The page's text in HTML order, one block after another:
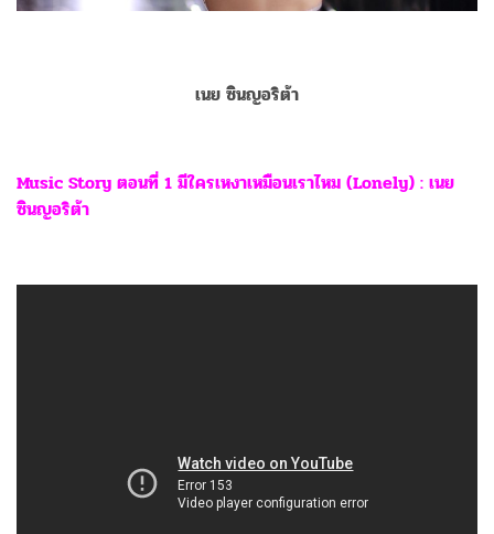
เนย ซินญอริต้า
Music Story ตอนที่ 1 มีใครเหงาเหมือนเราไหม (Lonely) : เนย
ซินญอริต้า